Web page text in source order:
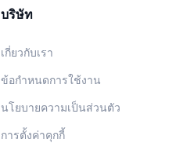
บริษัท
เกี่ยวกับเรา
ข้อกำหนดการใช้งาน
นโยบายความเป็นส่วนตัว
การตั้งค่าคุกกี้